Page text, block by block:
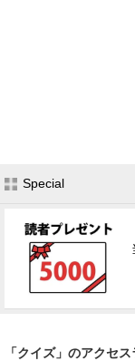
Special
「クイズ」のアクセ